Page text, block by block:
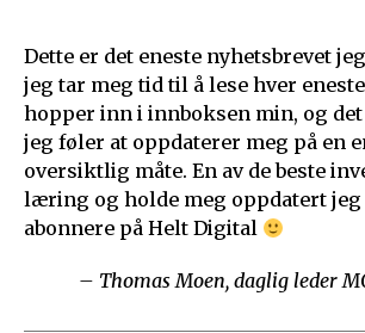
Dette er det eneste nyhetsbrevet
jeg tar meg tid til å lese hver
hopper inn i innboksen min, og
jeg føler at oppdaterer meg på en
oversiktlig måte. En av de beste
læring og holde meg oppdatert jeg
abonnere på Helt Digital
– Thomas Moen, daglig leder